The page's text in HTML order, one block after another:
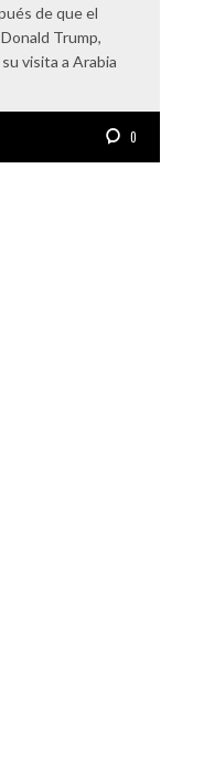
de que el
Trump,
visita a Arabia
0